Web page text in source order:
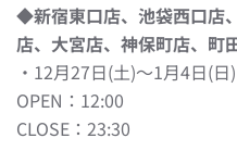
◆新宿東口店、池袋西口店
店、大宮店、神保町店、町
・12月27日(土)～1月4日(
OPEN：12:00
CLOSE：23:30